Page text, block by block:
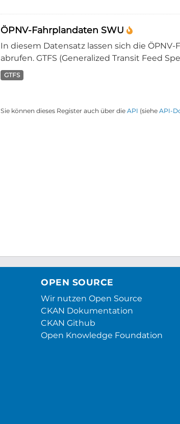
ÖPNV-Fahrplandaten SWU
In diesem Datensatz lassen sich die
abrufen. GTFS (Generalized Transit Feed
GTFS
Sie können dieses Register auch über die API (siehe API-
OPEN SOURCE
Wir nutzen Open Source
CKAN Dokumentation
CKAN Github
Open Knowledge Foundation